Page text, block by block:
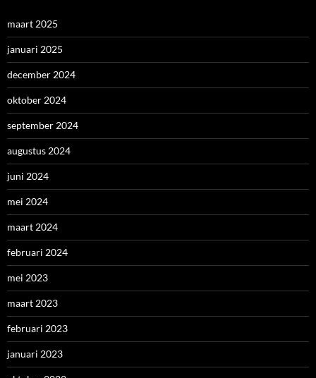
maart 2025
januari 2025
december 2024
oktober 2024
september 2024
augustus 2024
juni 2024
mei 2024
maart 2024
februari 2024
mei 2023
maart 2023
februari 2023
januari 2023